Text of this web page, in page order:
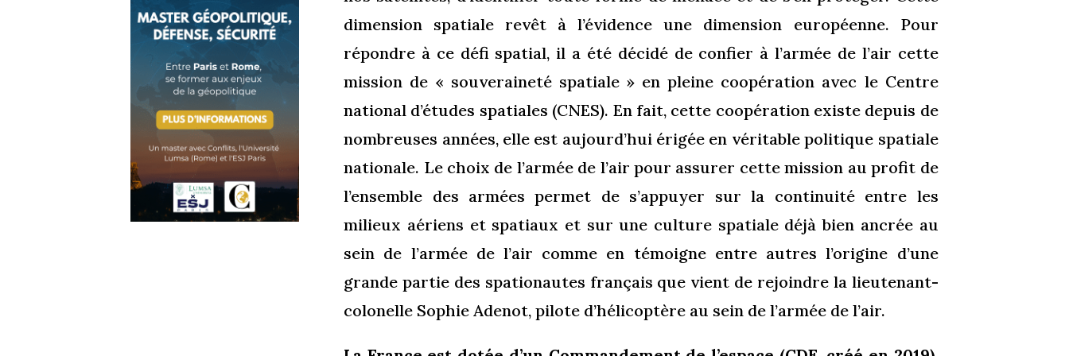
dimension spatiale revêt à l’évidence une dimension européenne. Pour
répondre à ce défi spatial, il a été décidé de confier à l’armée de l’air cette
mission de « souveraineté spatiale » en pleine coopération avec le Centre
national d’études spatiales (CNES). En fait, cette coopération existe depuis de
nombreuses années, elle est aujourd’hui érigée en véritable politique spatiale
nationale. Le choix de l’armée de l’air pour assurer cette mission au profit de
l’ensemble des armées permet de s’appuyer sur la continuité entre les
milieux aériens et spatiaux et sur une culture spatiale déjà bien ancrée au
sein de l’armée de l’air comme en témoigne entre autres l’origine d’une
grande partie des spationautes français que vient de rejoindre la lieutenant-
colonelle Sophie Adenot, pilote d’hélicoptère au sein de l’armée de l’air.